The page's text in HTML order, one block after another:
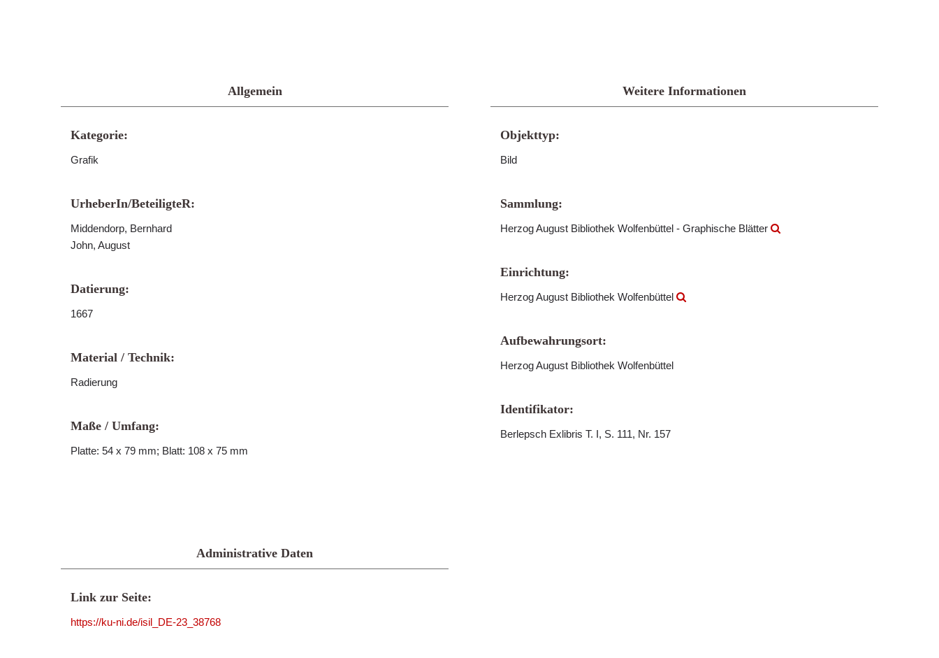
Allgemein
Kategorie:
Grafik
UrheberIn/BeteiligteR:
Middendorp, Bernhard
John, August
Datierung:
1667
Material / Technik:
Radierung
Maße / Umfang:
Platte: 54 x 79 mm; Blatt: 108 x 75 mm
Weitere Informationen
Objekttyp:
Bild
Sammlung:
Herzog August Bibliothek Wolfenbüttel - Graphische Blätter
Einrichtung:
Herzog August Bibliothek Wolfenbüttel
Aufbewahrungsort:
Herzog August Bibliothek Wolfenbüttel
Identifikator:
Berlepsch Exlibris T. I, S. 111, Nr. 157
Administrative Daten
Link zur Seite:
https://ku-ni.de/isil_DE-23_38768